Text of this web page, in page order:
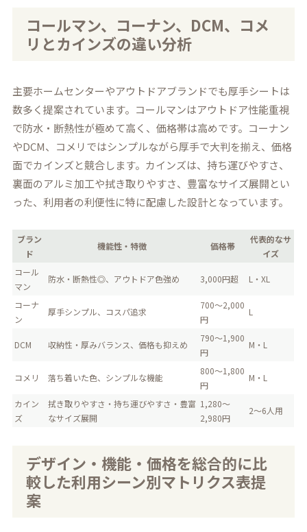
コールマン、コーナン、DCM、コメ
リとカインズの違い分析
主要ホームセンターやアウトドアブランドでも厚手シートは
数多く提案されています。コールマンはアウトドア性能重視
で防水・断熱性が極めて高く、価格帯は高めです。コーナン
やDCM、コメリではシンプルながら厚手で大判を揃え、価格
面でカインズと競合します。カインズは、持ち運びやすさ、
裏面のアルミ加工や拭き取りやすさ、豊富なサイズ展開とい
った、利用者の利便性に特に配慮した設計となっています。
ブラン
ド
機能性・特徴 価格帯
代表的なサ
イズ
コール
マン
防水・断熱性◎、アウトドア色強め 3,000円超 L・XL
コーナ
ン
厚手シンプル、コスパ追求
700～2,000
円
L
DCM 収納性・厚みバランス、価格も抑えめ
790～1,900
円
M・L
コメリ 落ち着いた色、シンプルな機能
800～1,800
円
M・L
カイン
ズ
拭き取りやすさ・持ち運びやすさ・豊富
なサイズ展開
1,280～
2,980円
2～6人用
デザイン・機能・価格を総合的に比
較した利用シーン別マトリクス表提
案